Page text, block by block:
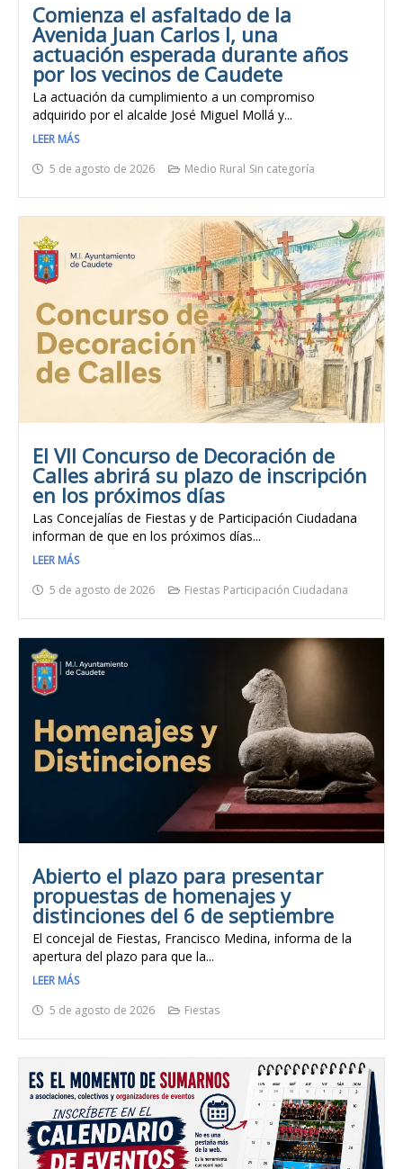
Comienza el asfaltado de la
Avenida Juan Carlos I, una
actuación esperada durante años
por los vecinos de Caudete
La actuación da cumplimiento a un compromiso
adquirido por el alcalde José Miguel Mollá y...
LEER MÁS
5 de agosto de 2026
Medio Rural Sin categoría
El VII Concurso de Decoración de
Calles abrirá su plazo de inscripción
en los próximos días
Las Concejalías de Fiestas y de Participación Ciudadana
informan de que en los próximos días...
LEER MÁS
5 de agosto de 2026
Fiestas Participación Ciudadana
Abierto el plazo para presentar
propuestas de homenajes y
distinciones del 6 de septiembre
El concejal de Fiestas, Francisco Medina, informa de la
apertura del plazo para que la...
LEER MÁS
5 de agosto de 2026
Fiestas